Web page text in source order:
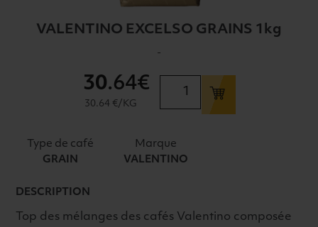
VALENTINO EXCELSO GRAINS 1kg
-
VALENTINO
GRAINS
30.64€
30.64 €/KG
Type de café
GRAIN
Marque
VALENTINO
DESCRIPTION
Top des mélanges des cafés Valentino composée